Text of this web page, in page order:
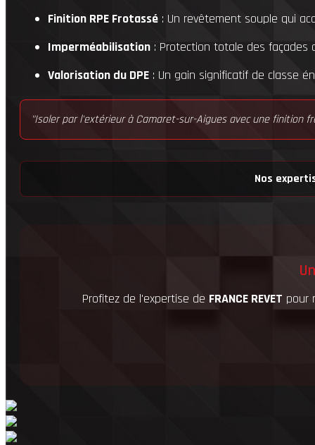
Finition RPE Frotassé : Un revêtement souple qui
Imperméabilisation : Protection totale des
Valorisation du DPE : Un gain significatif de classe
"Isoler par l'extérieur à Camaret-sur-Aigues avec une finition
Nos
Profitez de l'expertise de FRANCE REVET pour